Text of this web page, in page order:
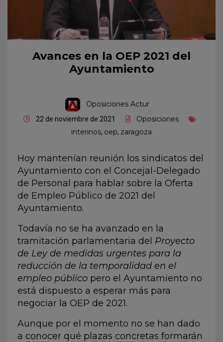
Avances en la OEP 2021 del
Ayuntamiento
Oposiciones Actur
22 de noviembre de 2021
Oposiciones
interinos, oep, zaragoza
Hoy mantenían reunión los sindicatos del
Ayuntamiento con el Concejal-Delegado
de Personal para hablar sobre la Oferta
de Empleo Público de 2021 del
Ayuntamiento.
Todavía no se ha avanzado en la
tramitación parlamentaria del Proyecto
de Ley de medidas urgentes para la
reducción de la temporalidad en el
empleo público pero el Ayuntamiento no
está dispuesto a esperar más para
negociar la OEP de 2021.
Aunque por el momento no se han dado
a conocer qué plazas concretas formarán